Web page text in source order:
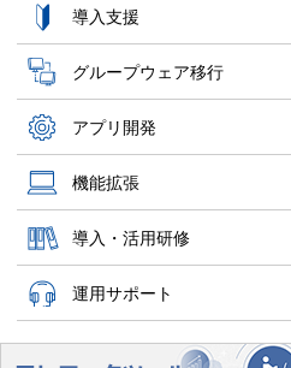
導入支援
グループウェア移行
アプリ開発
機能拡張
導入・活用研修
運用サポート